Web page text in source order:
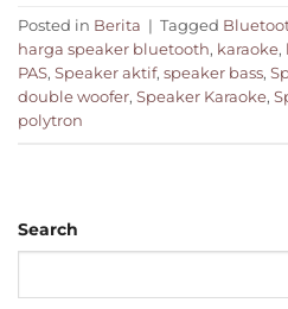
Posted in Berita | Tagged
harga speaker bluetooth, karaoke,
PAS, Speaker aktif, speaker bass,
double woofer, Speaker Karaoke,
polytron
Search